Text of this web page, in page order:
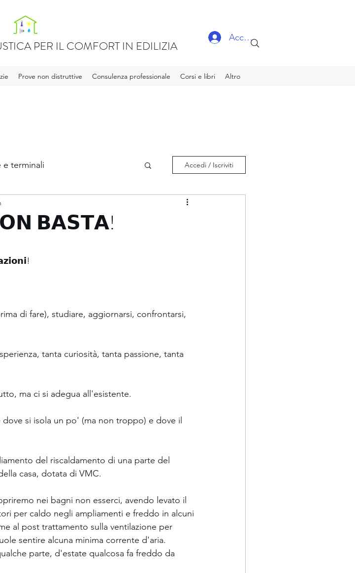
PER IL COMFORT IN EDILIZIA
Accedi
Prove non distruttive Consulenza professionale Corsi e libri Altro
e terminali
Conto Termico 3.0
Corsi, webinar, eventi
Accedi / Iscriviti
𝗕𝗔𝗦𝗧𝗔!
di fare), studiare, aggiornarsi, confrontarsi,
tanta curiosità, tanta passione, tanta
ma ci si adegua all'esistente.
si isola un po' (ma non troppo) e dove il
del riscaldamento di una parte del
casa, dotata di VMC.
nei bagni non esserci, avendo levato il
per caldo negli ampliamenti e freddo in alcuni
al post trattamento sulla ventilazione per
sentire alcuna minima corrente d'aria.
parte, d'estate qualcosa fa freddo da